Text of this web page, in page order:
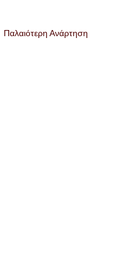
Παλαιότερη Ανάρτηση